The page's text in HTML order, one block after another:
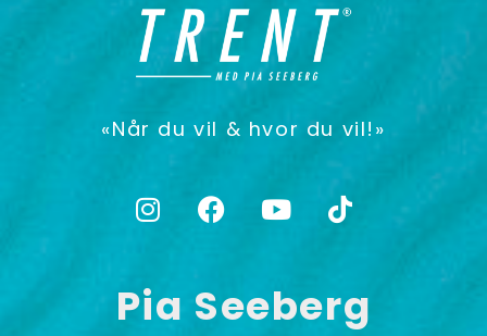
«Når du vil & hvor du vil!»
Pia Seeberg